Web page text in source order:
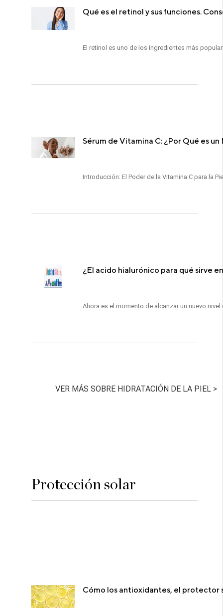
Qué es el retinol y sus funciones.
El retinol es uno de los ingredientes más
Sérum de Vitamina C: ¿Por Qué es
Introducción: El Poder de la Vitamina C para la
¿El acido hialurónico para qué sirve
Ahora es el momento de alcanzar un nuevo
VER MÁS SOBRE HIDRATACIÓN DE LA PIEL >
Protección solar
Cómo los antioxidantes, el protector